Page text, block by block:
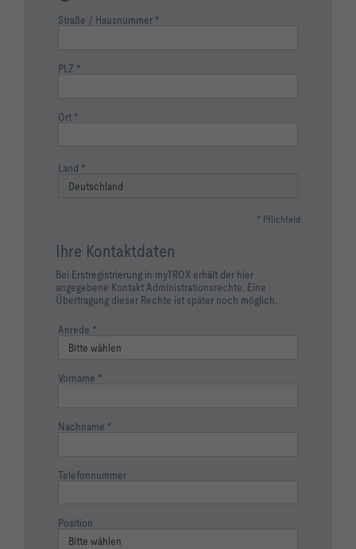
Straße / Hausnummer
PLZ
Ort
Land
* Pflichfeld
Ihre Kontaktdaten
Bei Erstregistrierung in myTROX erhält der hier
angegebene Kontakt Administrationsrechte. Eine
Übertragung dieser Rechte ist später noch möglich.
Anrede
Vorname
Nachname
Telefonnummer
Position